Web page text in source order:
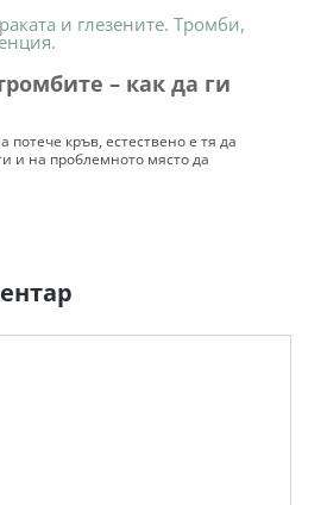
– как да ги
потече кръв, естествено е тя да
и на проблемното място да